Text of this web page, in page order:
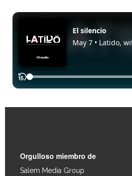
Orgulloso miembro de
Salem Media Group